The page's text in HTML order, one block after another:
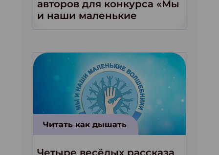
авторов для конкурса «Мы
и наши маленькие
волшебники!»
Читать как дышать
Четыре весёлых рассказа